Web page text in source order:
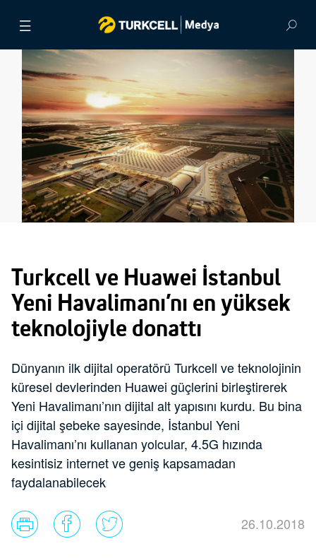
BASIN BÜLTENLERİ
VİDEOLAR
GÖRSEL ARŞİV
İLETİŞİM
Turkcell ve Huawei İstanbul
Yeni Havalimanı’nı en yüksek
teknolojiyle donattı
Dünyanın ilk dijital operatörü Turkcell ve teknolojinin
küresel devlerinden Huawei güçlerini birleştirerek
Yeni Havalimanı’nın dijital alt yapısını kurdu. Bu bina
içi dijital şebeke sayesinde, İstanbul Yeni
Havalimanı’nı kullanan yolcular, 4.5G hızında
kesintisiz internet ve geniş kapsamadan
faydalanabilecek
26.10.2018